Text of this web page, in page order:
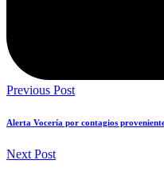
Previous Post
Alerta Vocería por contagios
Next Post